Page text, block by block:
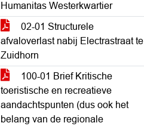
Humanitas Westerkwartier
02-01 Structurele
afvaloverlast nabij Electrastraat te
Zuidhorn
100-01 Brief Kritische
toeristische en recreatieve
aandachtspunten (dus ook het
belang van de regionale